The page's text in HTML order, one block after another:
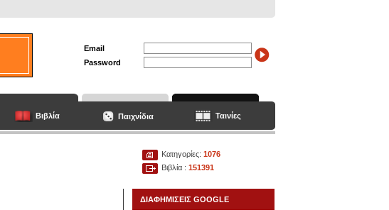
Email
Password
Βιβλία Παιχνίδια Ταινίες
Κατηγορίες: 1076
Βιβλία : 151391
ΔΙΑΦΗΜΙΣΕΙΣ GOOGLE